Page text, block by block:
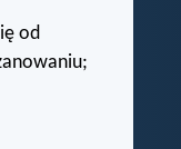
od